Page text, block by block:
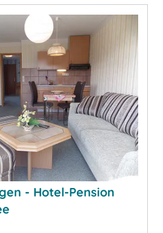
- Hotel-Pension